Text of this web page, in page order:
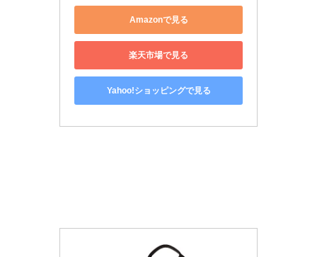
Amazonで見る
楽天市場で見る
Yahoo!ショッピングで見る